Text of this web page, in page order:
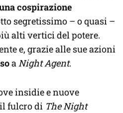
cospirazione
segretissimo – o quasi –
alti vertici del potere.
e, grazie alle sue azioni
aNight Agent.
insidie e nuove
fulcro di The Night